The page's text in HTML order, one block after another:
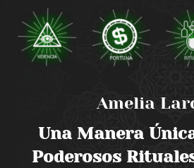
Amelia
Una Manera
Poderosos